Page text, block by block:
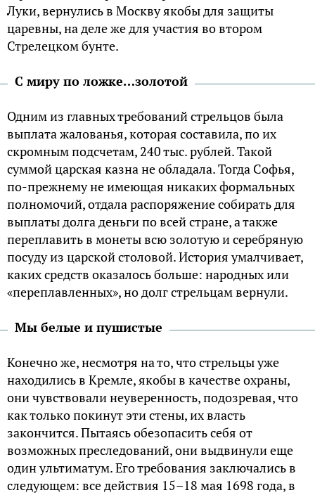
Луки, вернулись в Москву якобы для защиты
царевны, на деле же для участия во втором
Стрелецком бунте.
С миру по ложке…золотой
Одним из главных требований стрельцов была
выплата жалованья, которая составила, по их
скромным подсчетам, 240 тыс. рублей. Такой
суммой царская казна не обладала. Тогда Софья,
по-прежнему не имеющая никаких формальных
полномочий, отдала распоряжение собирать для
выплаты долга деньги по всей стране, а также
переплавить в монеты всю золотую и серебряную
посуду из царской столовой. История умалчивает,
каких средств оказалось больше: народных или
«переплавленных», но долг стрельцам вернули.
Мы белые и пушистые
Конечно же, несмотря на то, что стрельцы уже
находились в Кремле, якобы в качестве охраны,
они чувствовали неуверенность, подозревая, что
как только покинут эти стены, их власть
закончится. Пытаясь обезопасить себя от
возможных преследований, они выдвинули еще
один ультиматум. Его требования заключались в
следующем: все действия 15–18 мая 1698 года, в